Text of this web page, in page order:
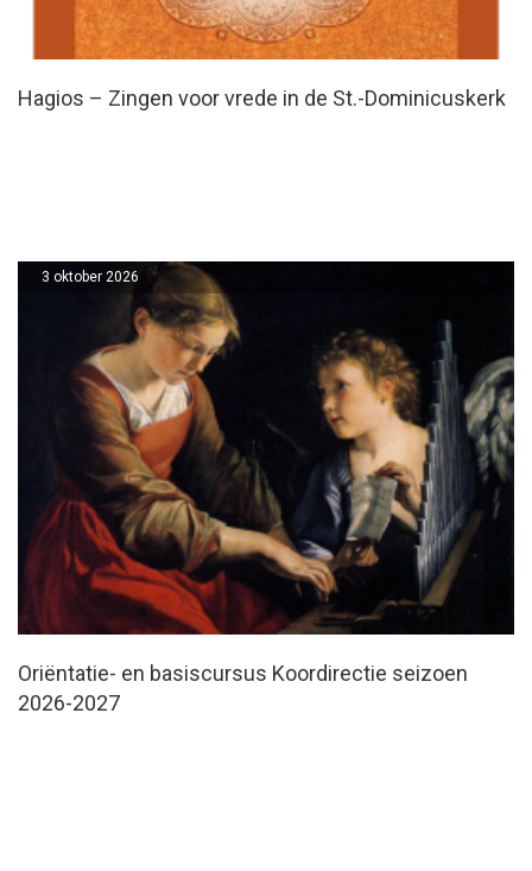
Hagios – Zingen voor vrede in de St.-Dominicuskerk
Oriëntatie- en basiscursus Koordirectie seizoen
2026-2027
3 oktober 2026